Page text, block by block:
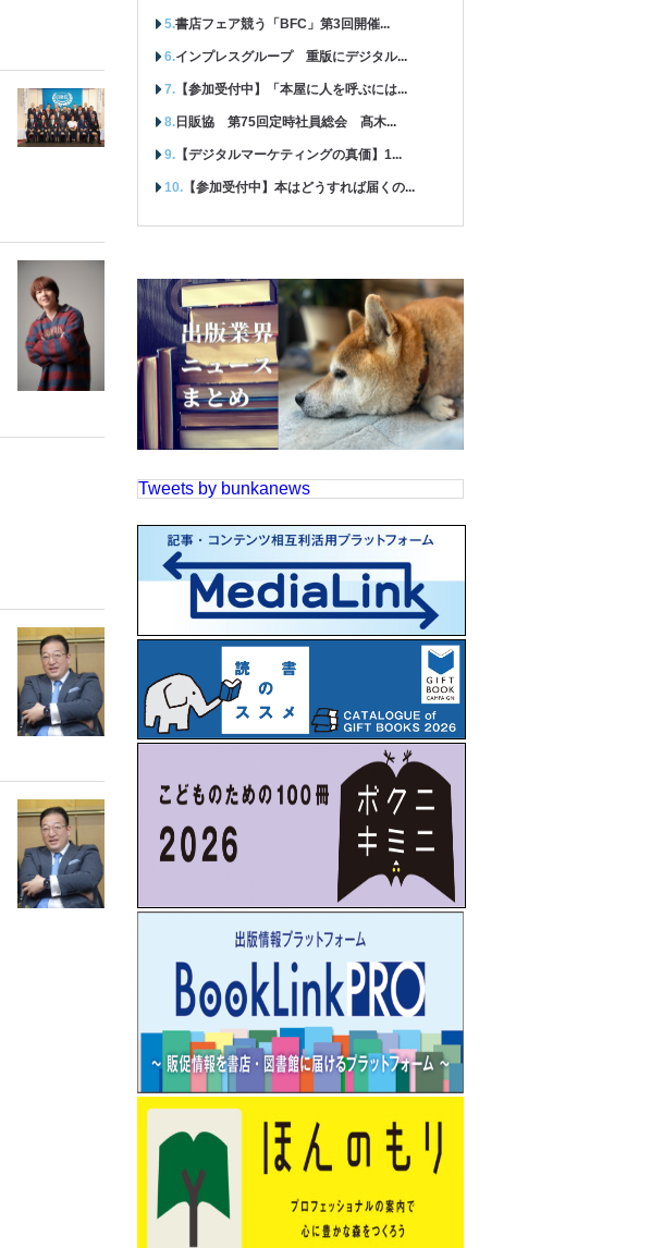
書店フェア競う「BFC」第3回開催...
インプレスグループ 重版にデジタル...
【参加受付中】「本屋に人を呼ぶには...
日販協 第75回定時社員総会 髙木...
【デジタルマーケティングの真価】1...
【参加受付中】本はどうすれば届くの...
Tweets by bunkanews